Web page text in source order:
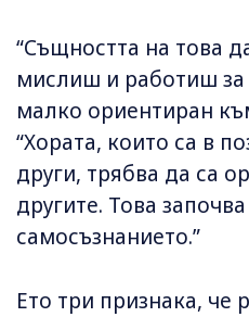
“Същността на това
мислиш и работиш за
малко ориентиран
“Хората, които са в
други, трябва да са
другите. Това
самосъзнанието.”
Ето три признака, че